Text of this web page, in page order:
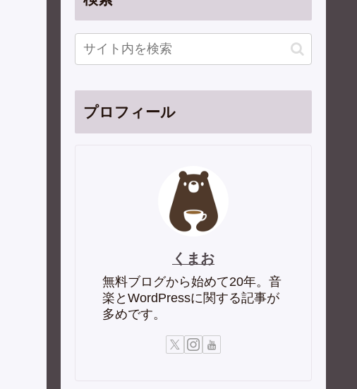
プロフィール
くまお
無料ブログから始めて20年。音
楽とWordPressに関する記事が
多めです。